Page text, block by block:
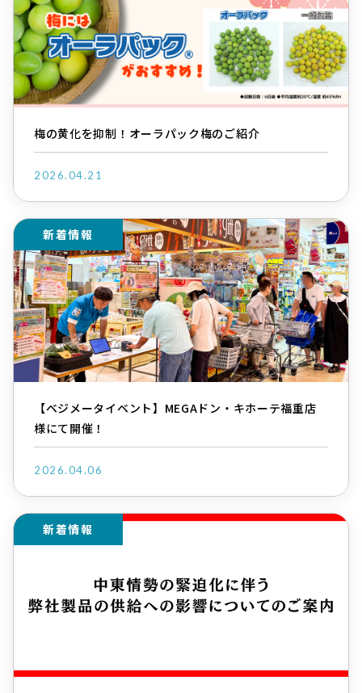
梅の黄化を抑制！オーラパック梅のご紹介
2026.04.21
新着情報
【ベジメータイベント】MEGAドン・キホーテ福重店
様にて開催！
2026.04.06
新着情報